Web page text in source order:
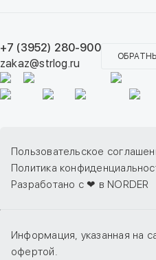
+7 (3952) 280-900
zakaz@strlog.ru
Пользовательское
Политика
Разработано с ❤ в NORDER
Информация, указанная на
офертой.